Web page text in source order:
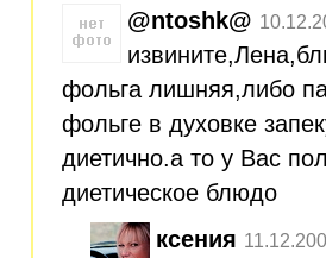
@ntoshk@
фольга лишняя,либо
фольге в духовке
диетично.а то у Вас
диетическое блюдо
ксения